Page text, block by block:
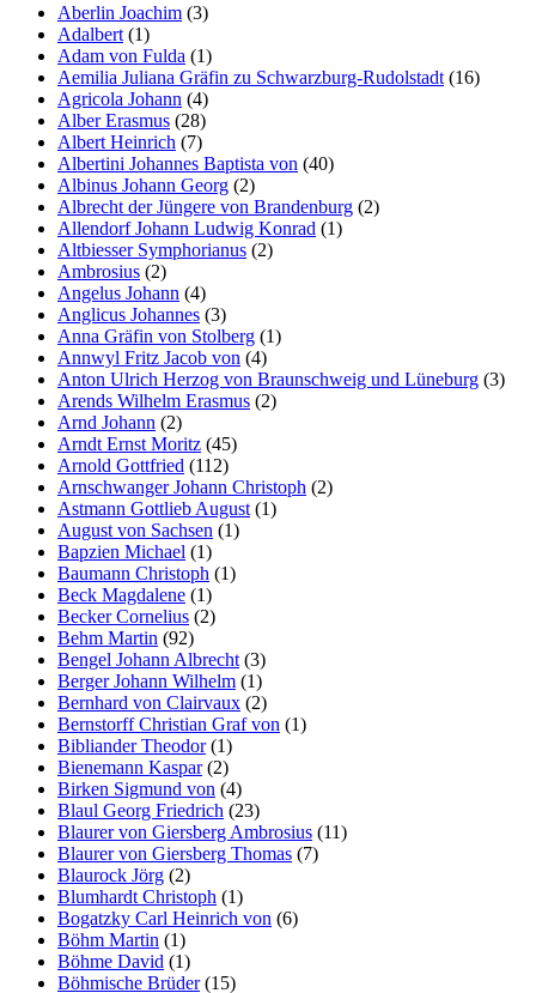
Aberlin Joachim (3)
Adalbert (1)
Adam von Fulda (1)
Aemilia Juliana Gräfin zu Schwarzburg-Rudolstadt (16)
Agricola Johann (4)
Alber Erasmus (28)
Albert Heinrich (7)
Albertini Johannes Baptista von (40)
Albinus Johann Georg (2)
Albrecht der Jüngere von Brandenburg (2)
Allendorf Johann Ludwig Konrad (1)
Altbiesser Symphorianus (2)
Ambrosius (2)
Angelus Johann (4)
Anglicus Johannes (3)
Anna Gräfin von Stolberg (1)
Annwyl Fritz Jacob von (4)
Anton Ulrich Herzog von Braunschweig und Lüneburg (3)
Arends Wilhelm Erasmus (2)
Arnd Johann (2)
Arndt Ernst Moritz (45)
Arnold Gottfried (112)
Arnschwanger Johann Christoph (2)
Astmann Gottlieb August (1)
August von Sachsen (1)
Bapzien Michael (1)
Baumann Christoph (1)
Beck Magdalene (1)
Becker Cornelius (2)
Behm Martin (92)
Bengel Johann Albrecht (3)
Berger Johann Wilhelm (1)
Bernhard von Clairvaux (2)
Bernstorff Christian Graf von (1)
Bibliander Theodor(1)
Bienemann Kaspar(2)
Birken Sigmund von (4)
Blaul Georg Friedrich (23)
Blaurer von Giersberg Ambrosius (11)
Blaurer von Giersberg Thomas (7)
Blaurock Jörg (2)
Blumhardt Christoph (1)
Bogatzky Carl Heinrich von (6)
Böhm Martin (1)
Böhme David (1)
Böhmische Brüder(15)